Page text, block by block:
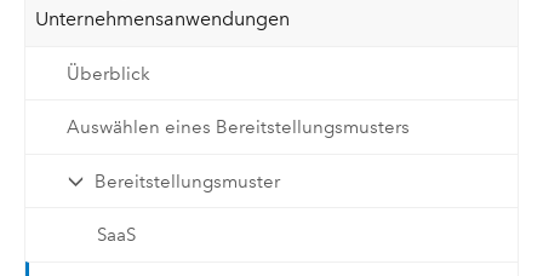
Unternehmensanwendungen
Überblick
Auswählen eines Bereitstellungsmusters
Bereitstellungsmuster
SaaS